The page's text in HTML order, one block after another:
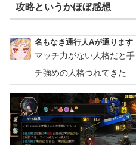
攻略というかほぼ感想
名もなき通行人Aが通ります
マッチ力がない人格だと
チ強めの人格つれてきた